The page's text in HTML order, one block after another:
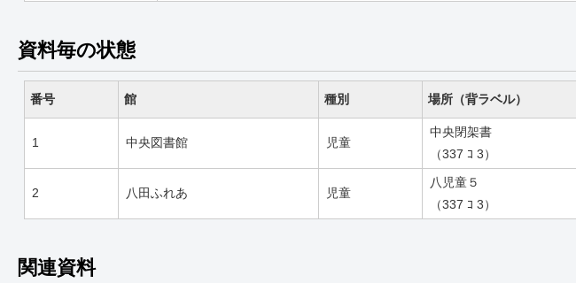
資料毎の状態
番号 館 種別 場所（背ラベル）
1 中央図書館 児童
中央閉架書
（337 ｺ 3）
2 八田ふれあ 児童
八児童５
（337 ｺ 3）
関連資料